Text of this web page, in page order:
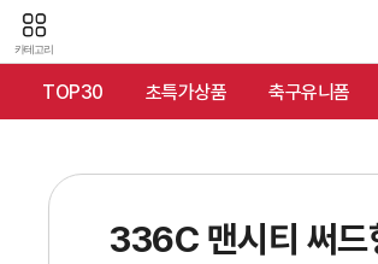
카테고리
TOP30 초특가상품 축구유니폼
336C 맨시티 써